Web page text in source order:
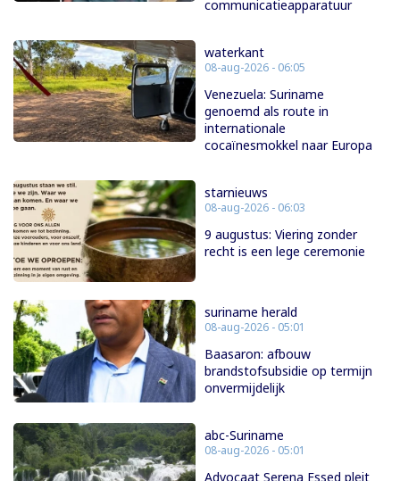
communicatieapparatuur
waterkant
08-aug-2026 - 06:05
Venezuela: Suriname
genoemd als route in
internationale
cocaïnesmokkel naar Europa
starnieuws
08-aug-2026 - 06:03
9 augustus: Viering zonder
recht is een lege ceremonie
suriname herald
08-aug-2026 - 05:01
Baasaron: afbouw
brandstofsubsidie op termijn
onvermijdelijk
abc-Suriname
08-aug-2026 - 05:01
Advocaat Serena Essed pleit